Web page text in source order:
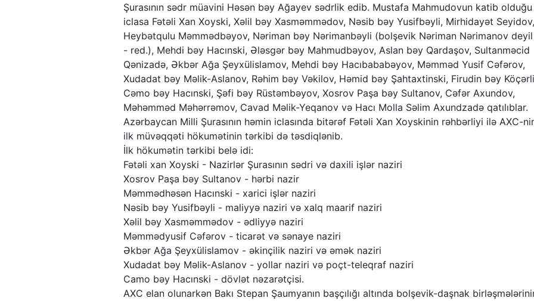
Şurasının sədr müavini Həsən bəy Ağayev sədrlik edib. Mustafa Mahmudovun katib olduğu
iclasa Fətəli Xan Xoyski, Xəlil bəy Xasməmmədov, Nəsib bəy Yusifbəyli, Mirhidayət Seyidov,
Heybətqulu Məmmədbəyov, Nəriman bəy Nərimanbəyli (bolşevik Nəriman Nərimanov deyil
- red.), Mehdi bəy Hacınski, Ələsgər bəy Mahmudbəyov, Aslan bəy Qardaşov, Sultanməcid
Qənizadə, Əkbər Ağa Şeyxülislamov, Mehdi bəy Hacıbababəyov, Məmməd Yusif Cəfərov,
Xudadat bəy Məlik-Aslanov, Rəhim bəy Vəkilov, Həmid bəy Şahtaxtinski, Firudin bəy
Cəmo bəy Hacınski, Şəfi bəy Rüstəmbəyov, Xosrov Paşa bəy Sultanov, Cəfər Axundov,
Məhəmməd Məhərrəmov, Cavad Məlik-Yeqanov və Hacı Molla Səlim Axundzadə qatılıblar.
Azərbaycan Milli Şurasının həmin iclasında bitərəf Fətəli Xan Xoyskinin rəhbərliyi ilə AXC-
ilk müvəqqəti hökumətinin tərkibi də təsdiqlənib.
İlk hökumətin tərkibi belə idi:
Fətəli xan Xoyski - Nazirlər Şurasının sədri və daxili işlər naziri
Xosrov Paşa bəy Sultanov - hərbi nazir
Məmmədhəsən Hacınski - xarici işlər naziri
Nəsib bəy Yusifbəyli - maliyyə naziri və xalq maarif naziri
Xəlil bəy Xasməmmədov - ədliyyə naziri
Məmmədyusif Cəfərov - ticarət və sənaye naziri
Əkbər Ağa Şeyxülislamov - əkinçilik naziri və əmək naziri
Xudadat bəy Məlik-Aslanov - yollar naziri və poçt-teleqraf naziri
Camo bəy Hacınski - dövlət nəzarətçisi.
AXC elan olunarkən Bakı Stepan Şaumyanın başçılığı altında bolşevik-daşnak